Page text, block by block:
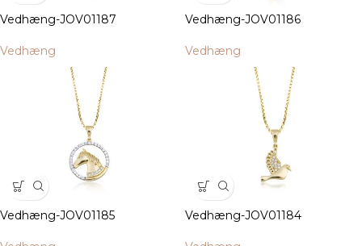
Vedhæng-JOV01187
Vedhæng
Vedhæng-JOV01186
Vedhæng
Vedhæng-JOV01185 Vedhæng-JOV01184